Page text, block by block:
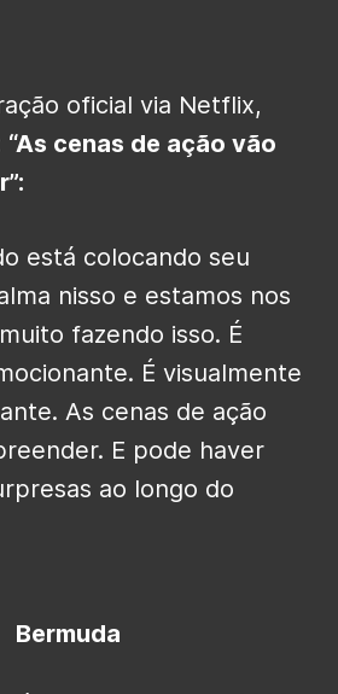
oficial via Netflix,
“As cenas de ação vão
está colocando seu
nisso e estamos nos
fazendo isso. É
É visualmente
As cenas de ação
E pode haver
ao longo do
Bermuda